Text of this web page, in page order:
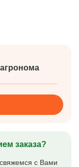
заказа?
с Вами